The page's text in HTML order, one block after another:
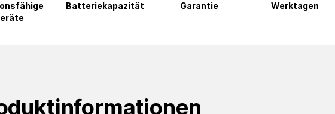
Batteriekapazität
Garantie
Werktagen